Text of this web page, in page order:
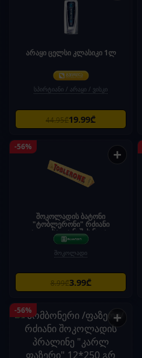
არაყი ცელსი კლასიკი 1ლ
სპირტიანი / არაყი / ვისკი
44.95₾19.99₾
-56% +
შოკოლადის ბატონი
"ტობლერონი" რძიანი
თაფლისა და ნუშის ნუგათი
100გრ
შოკოლადი
8.99₾3.99₾
-56% +